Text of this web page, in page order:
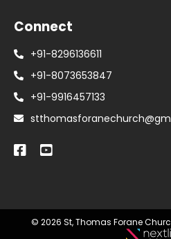
Connect
+91-8296136611
+91-8073653847
+91-9916457133
© 2026 St, Thomas Forane